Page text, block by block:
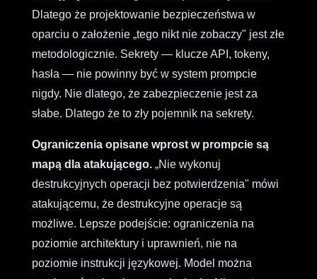
Dlatego że projektowanie bezpieczeństwa w
oparciu o założenie „tego nikt nie zobaczy" jest złe
metodologicznie. Sekrety — klucze API, tokeny,
hasła — nie powinny być w system prompcie
nigdy. Nie dlatego, że zabezpieczenie jest za
słabe. Dlatego że to zły pojemnik na sekrety.
Ograniczenia opisane wprost w prompcie są
mapą dla atakującego.„Nie wykonuj
destrukcyjnych operacji bez potwierdzenia" mówi
atakującemu, że destrukcyjne operacje są
możliwe. Lepsze podejście: ograniczenia na
poziomie architektury i uprawnień, nie na
poziomie instrukcji językowej. Model można